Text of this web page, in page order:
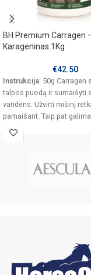
BH Premium Carragen
Karageninas 1Kg
€42.50
Instrukcija: 50g Carragen
talpos puodą ir sumaišyti
vandens. Užvirti mišinį
pamaišant. Taip pat
- tiesiog į indą supilti
karšto vandens ir leisti per
dvi dalis ir sumaišoma su
Sušeriama ryte ir vakare.
rekomenduojamos dozės.
1kg Carragen užtenka